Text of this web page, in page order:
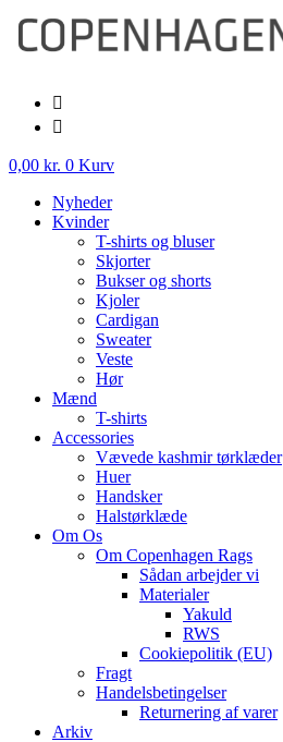
Videre
indhold
0,00 kr. 0 Kurv
Nyheder
Kvinder
T-shirts og bluser
Skjorter
Bukser og shorts
Kjoler
Cardigan
Sweater
Veste
Hør
Mænd
T-shirts
Accessories
Vævede kashmir tørklæder
Huer
Handsker
Halstørklæde
Om Os
Om Copenhagen Rags
Sådan arbejder vi
Materialer
Yakuld
RWS
Cookiepolitik (EU)
Fragt
Handelsbetingelser
Returnering af varer
Arkiv